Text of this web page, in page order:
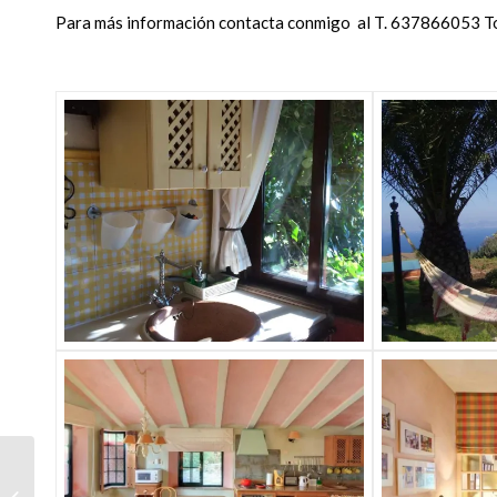
Para más información contacta conmigo al T. 637866053
Boda Internacional (en